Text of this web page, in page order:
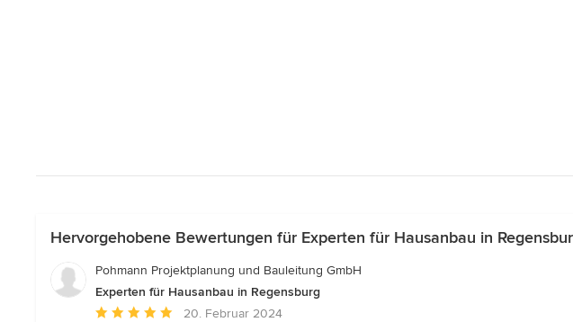
Hervorgehobene Bewertungen für Experten für Hausanbau in
Pohmann Projektplanung und Bauleitung GmbH
Experten für Hausanbau in Regensburg
Durchschnittliche20. Februar 2024